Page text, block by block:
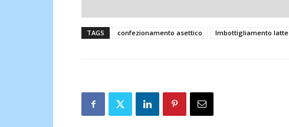
TAGS confezionamento asettico Imbottigliamento latte